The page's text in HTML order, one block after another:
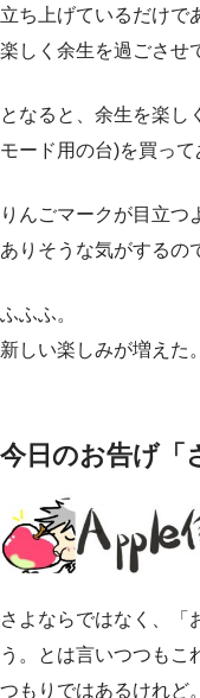
立ち上げているだけで
楽しく余生を過ごさせ
となると、余生を楽し
モード用の台)を買って
りんごマークが目立つ
ありそうな気がするの
ふふふ。
新しい楽しみが増えた。
今日のお告げ「
さよならではなく、「
う。とは言いつつもこ
つもりではあるけれど。